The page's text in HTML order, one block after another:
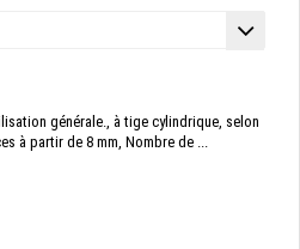
générale., à tige cylindrique, selon
à partir de 8 mm, Nombre de ...